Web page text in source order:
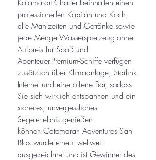
Katamaran-Charter beinhalten einen
professionellen Kapitän und Koch,
alle Mahlzeiten und Getränke sowie
jede Menge Wasserspielzeug ohne
Aufpreis für Spaß und
Abenteuer.Premium-Schiffe verfügen
zusätzlich über Klimaanlage, Starlink-
Internet und eine offene Bar, sodass
Sie sich wirklich entspannen und ein
sicheres, unvergessliches
Segelerlebnis genießen
können.Catamaran Adventures San
Blas wurde erneut weltweit
ausgezeichnet und ist Gewinner des